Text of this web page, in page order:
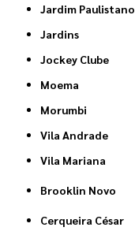
Jardim Paulistano
Jardins
Jockey Clube
Moema
Morumbi
Vila Andrade
Vila Mariana
Brooklin Novo
Cerqueira César